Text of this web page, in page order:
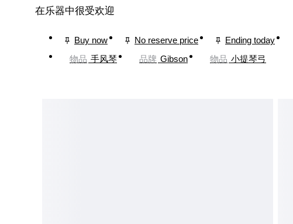
在乐器中很受欢迎
Buy now No reserve price Ending today
物品 手风琴 品牌 Gibson 物品 小提琴弓